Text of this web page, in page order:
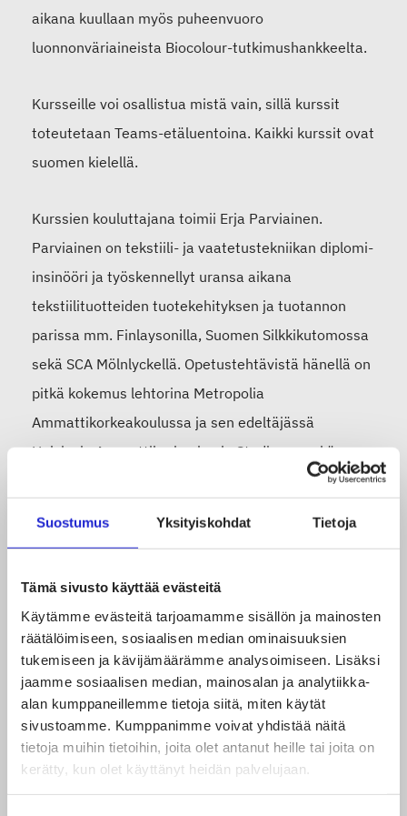
Suostumus Yksityiskohdat Tietoja
Tämä sivusto käyttää evästeitä
Käytämme evästeitä tarjoamamme sisällön ja mainosten
räätälöimiseen, sosiaalisen median ominaisuuksien
tukemiseen ja kävijämäärämme analysoimiseen. Lisäksi
jaamme sosiaalisen median, mainosalan ja analytiikka-
alan kumppaneillemme tietoja siitä, miten käytät
sivustoamme. Kumppanimme voivat yhdistää näitä
tietoja muihin tietoihin, joita olet antanut heille tai joita on
kerätty, kun olet käyttänyt heidän palvelujaan.
aikana kuullaan myös puheenvuoro
luonnonväriaineista Biocolour-tutkimushankkeelta.
Kursseille voi osallistua mistä vain, sillä kurssit
toteutetaan Teams-etäluentoina. Kaikki kurssit ovat
suomen kielellä.
Kurssien kouluttajana toimii Erja Parviainen.
Parviainen on tekstiili- ja vaatetustekniikan diplomi-
insinööri ja työskennellyt uransa aikana
tekstiilituotteiden tuotekehityksen ja tuotannon
parissa mm. Finlaysonilla, Suomen Silkkikutomossa
sekä SCA Mölnlyckellä. Opetustehtävistä hänellä on
pitkä kokemus lehtorina Metropolia
Ammattikorkeakoulussa ja sen edeltäjässä
Helsingin Ammattikorkeakoulu Stadiassa sekä
sivutoimisena tuntiopettajana Taideteollisessa
kirjan kirjoittajista.
Kurssien hinta
Suomen Tekstiili & Muoti ry:n jäsenyritykset ja
kumppanijäsenet: